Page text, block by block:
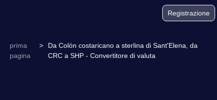
Registrazione
prima
pagina
>
Da Colón costaricano a sterlina di Sant'Elena, da
CRC a SHP - Convertitore di valuta